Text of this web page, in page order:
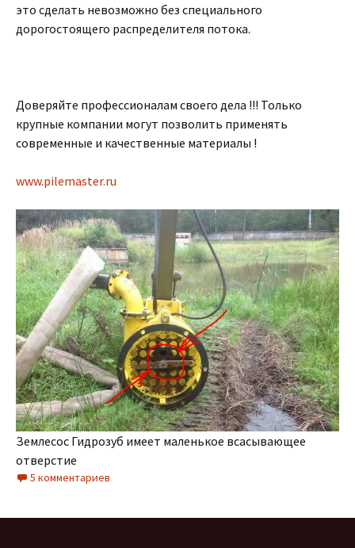
это сделать невозможно без специального
дорогостоящего распределителя потока.
Доверяйте профессионалам своего дела !!! Только
крупные компании могут позволить применять
современные и качественные материалы !
www.pilemaster.ru
Землесос Гидрозуб имеет маленькое всасывающее
отверстие
5 комментариев